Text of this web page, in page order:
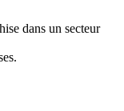
dans un secteur